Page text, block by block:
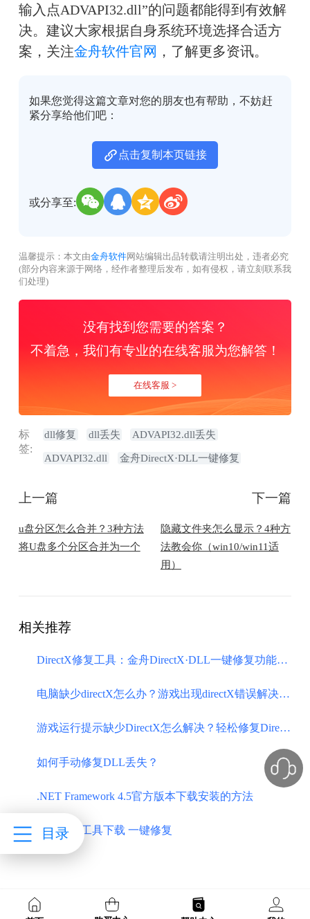
目录
输入点ADVAPI32.dll”的问题都能得到有效解
决。建议大家根据自身系统环境选择合适方
案，关注金舟软件官网 ，了解更多资讯。
如果您觉得这篇文章对您的朋友也有帮助，不妨赶
紧分享给他们吧：
点击复制本页链接
或分享至:
温馨提示：本文由金舟软件网站编辑出品转载请注明出处，违者必究
(部分内容来源于网络，经作者整理后发布，如有侵权，请立刻联系我
们处理)
没有找到您需要的答案？
不着急，我们有专业的在线客服为您解答！
在线客服 >
标
签:
dll修复 dll丢失 ADVAPI32.dll丢失
ADVAPI32.dll 金舟DirectX·DLL一键修复
上一篇
u盘分区怎么合并？3种方法
将U盘多个分区合并为一个
下一篇
隐藏文件夹怎么显示？4种方
法教会你（win10/win11适
用）
相关推荐
DirectX修复工具：金舟DirectX·DLL一键修复功能详解与使用指南
电脑缺少directX怎么办？游戏出现directX错误解决方案
游戏运行提示缺少DirectX怎么解决？轻松修复DirectX问题
如何手动修复DLL丢失？
.NET Framework 4.5官方版本下载安装的方法
d3dx修复工具下载 一键修复